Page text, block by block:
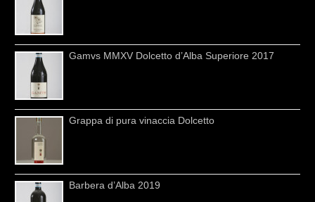
Gamvs MMXV Dolcetto d’Alba Superiore 2017
Grappa di pura vinaccia Dolcetto
Barbera d’Alba 2019